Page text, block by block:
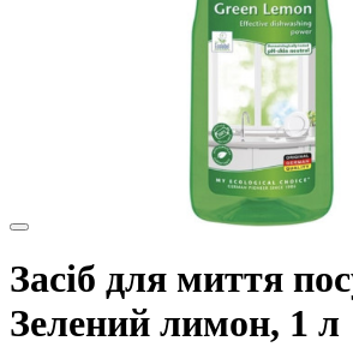
Засіб для миття
Зелений лимон, 1 л